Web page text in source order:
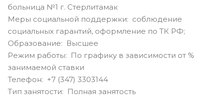
больница №1 г. Стерлитамак
Меры социальной поддержки: соблюдение
социальных гарантий, оформление по ТК РФ;
Образование: Высшее
Режим работы: По графику в зависимости от %
занимаемой ставки
Телефон: +7 (347) 3303144
Тип занятости: Полная занятость